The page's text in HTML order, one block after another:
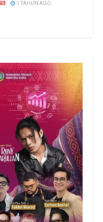
1 TAHUN AGO